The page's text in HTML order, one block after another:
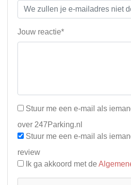
Jouw reactie*
Stuur me een e-mail als
over 247Parking.nl
Stuur me een e-mail als
review
Ik ga akkoord met de